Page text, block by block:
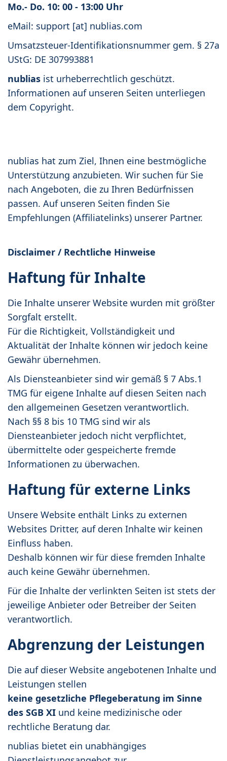
Mo.- Do. 10: 00 - 13:00 Uhr
eMail: support [at] nublias.com
Umsatzsteuer-Identifikationsnummer gem. § 27a
UStG: DE 307993881
nublias ist urheberrechtlich geschützt.
Informationen auf unseren Seiten unterliegen
dem Copyright.
nublias hat zum Ziel, Ihnen eine bestmögliche
Unterstützung anzubieten. Wir suchen für Sie
nach Angeboten, die zu Ihren Bedürfnissen
passen. Auf unseren Seiten finden Sie
Empfehlungen (Affiliatelinks) unserer Partner.
Disclaimer / Rechtliche Hinweise
Haftung für Inhalte
Die Inhalte unserer Website wurden mit größter
Sorgfalt erstellt.
Für die Richtigkeit, Vollständigkeit und
Aktualität der Inhalte können wir jedoch keine
Gewähr übernehmen.
Als Diensteanbieter sind wir gemäß § 7 Abs.1
TMG für eigene Inhalte auf diesen Seiten nach
den allgemeinen Gesetzen verantwortlich.
Nach §§ 8 bis 10 TMG sind wir als
Diensteanbieter jedoch nicht verpflichtet,
übermittelte oder gespeicherte fremde
Informationen zu überwachen.
Haftung für externe Links
Unsere Website enthält Links zu externen
Websites Dritter, auf deren Inhalte wir keinen
Einfluss haben.
Deshalb können wir für diese fremden Inhalte
auch keine Gewähr übernehmen.
Für die Inhalte der verlinkten Seiten ist stets der
jeweilige Anbieter oder Betreiber der Seiten
verantwortlich.
Abgrenzung der Leistungen
Die auf dieser Website angebotenen Inhalte und
Leistungen stellen
keine gesetzliche Pflegeberatung im Sinne
des SGB XI und keine medizinische oder
rechtliche Beratung dar.
nublias bietet ein unabhängiges